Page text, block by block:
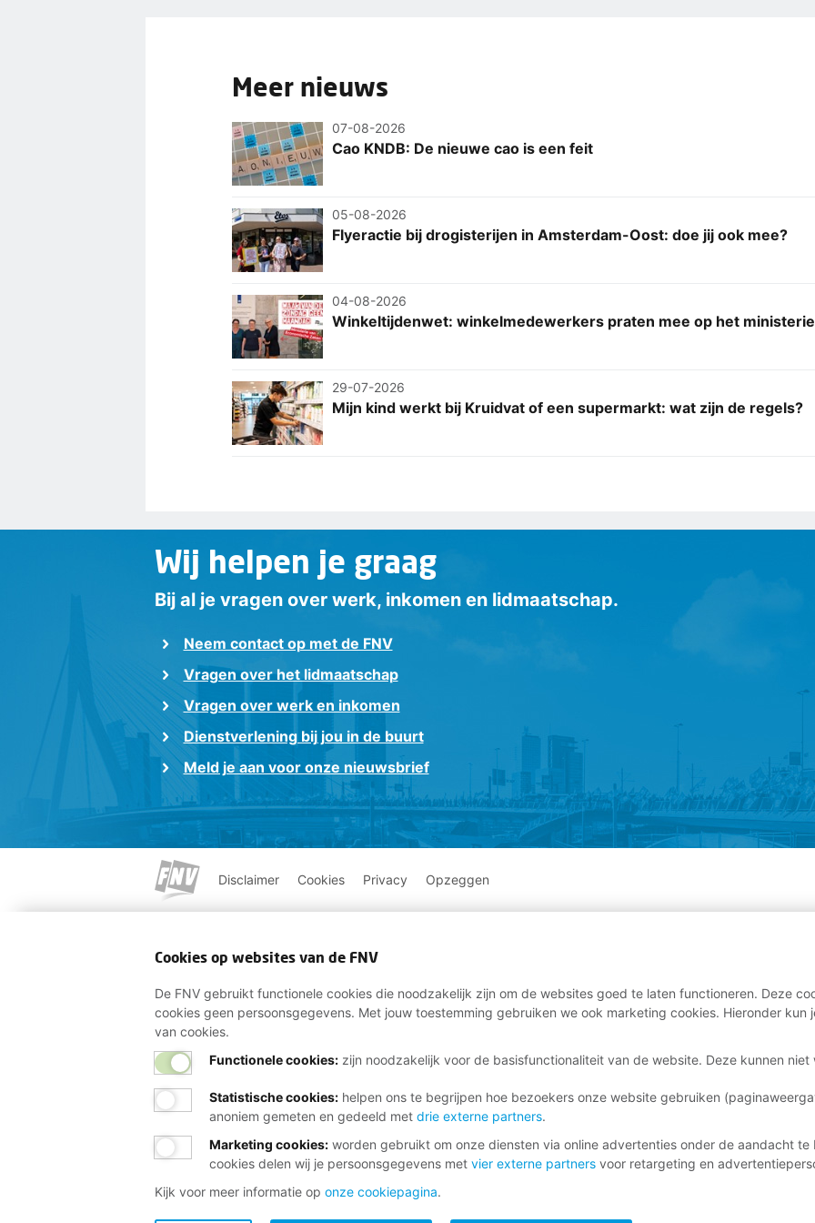
Meer nieuws
07-08-2026
Cao KNDB: De nieuwe cao is een feit
05-08-2026
Flyeractie bij drogisterijen in Amsterdam-Oost: doe jij ook mee?
04-08-2026
Winkeltijdenwet: winkelmedewerkers praten mee op het ministerie
29-07-2026
Mijn kind werkt bij Kruidvat of een supermarkt: wat zijn de regels?
Wij helpen je graag
Bij al je vragen over werk, inkomen en lidmaatschap.
Neem contact op met de FNV
Vragen over het lidmaatschap
Vragen over werk en inkomen
Dienstverlening bij jou in de buurt
Meld je aan voor onze nieuwsbrief
Disclaimer Cookies Privacy Opzeggen
Cookies op websites van de FNV
De FNV gebruikt functionele cookies die noodzakelijk zijn om de websites goed te laten functioneren. Deze
cookies geen persoonsgegevens. Met jouw toestemming gebruiken we ook marketing cookies. Hieronder
van cookies.
Functionele cookies:zijn noodzakelijk voor de basisfunctionaliteit van de website. Deze kunnen niet
Statistische cookies: helpen ons te begrijpen hoe bezoekers onze website gebruiken
anoniem gemeten en gedeeld met drie externe partners.
Marketing cookies: worden gebruikt om onze diensten via online advertenties onder de aandacht
cookies delen wij je persoonsgegevens met vier externe partnersvoor retargeting en
Kijk voor meer informatie op onze cookiepagina.